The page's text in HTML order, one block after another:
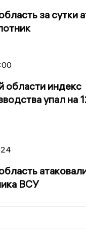
за сутки
области индекс
упал на
ВСУ